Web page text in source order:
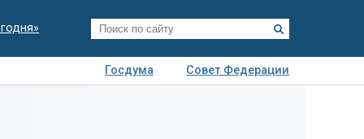
Госдума
Совет Федерации